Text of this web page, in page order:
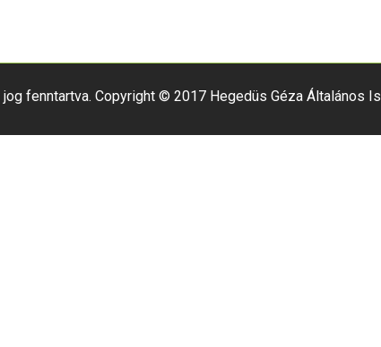
jog fenntartva. Copyright © 2017 Hegedüs Géza Általános